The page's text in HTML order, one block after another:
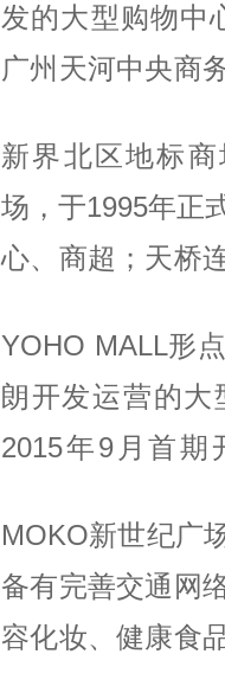
大牌复...
发的大型购物中
广州天河中央商
市空间为一体，
新界北区地标商
场，于1995年正
心、商超；天桥
圳关口均十分方
YOHO MALL形
朗开发运营的大
2015年9月首期
元朗站，交通极
MOKO新世纪广
备有完善交通网
容化妆、健康食